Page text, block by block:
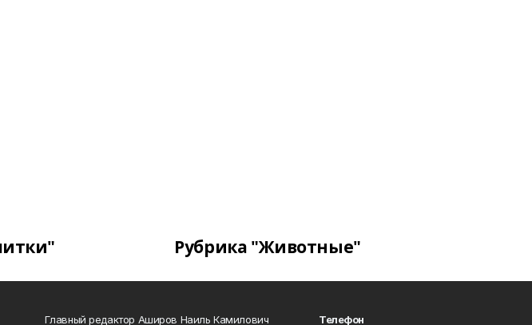
Рубрика "Животные"
Главный редактор Аширов Наиль Камилович Телефон